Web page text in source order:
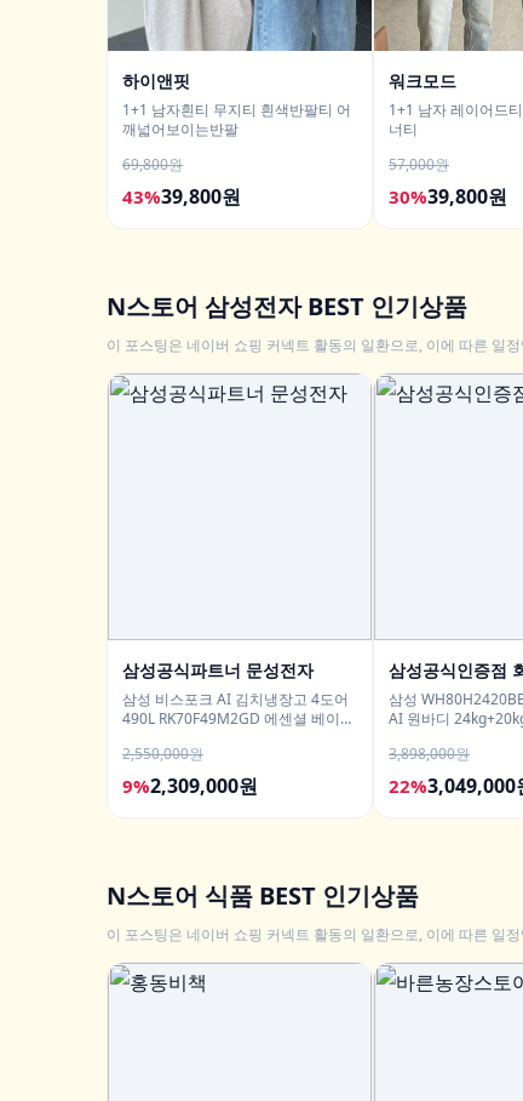
하이앤핏
1+1 남자흰티 무지티 흰색반팔티 어
깨넓어보이는반팔
69,800원
43%39,800원
워크모드
1+1 남자 레이어드
너티
57,000원
30%39,800원
N스토어 삼성전자 BEST 인기상품
이 포스팅은 네이버 쇼핑 커넥트 활동의 일환으로, 이에 따른 일
삼성공식파트너 문성전자
삼성 비스포크 AI 김치냉장고 4도어
490L RK70F49M2GD 에센셜 베이지
2,550,000원
9%2,309,000원
삼성공식인증점
삼성
AI 원바디
3,898,000원
22%3,049,000
N스토어 식품 BEST 인기상품
이 포스팅은 네이버 쇼핑 커넥트 활동의 일환으로, 이에 따른 일